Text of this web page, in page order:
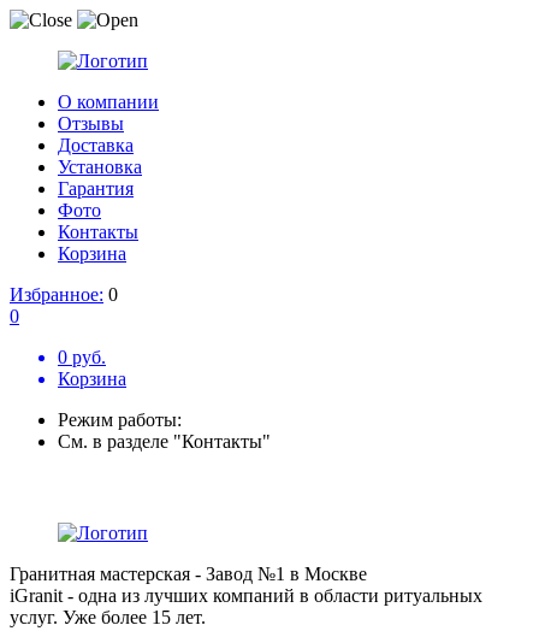
О компании
Отзывы
Доставка
Установка
Гарантия
Фото
Контакты
Корзина
Избранное: 0
0
0 руб.
Корзина
Режим работы:
См. в разделе "Контакты"
Гранитная мастерская - Завод №1 в Москве
iGranit - одна из лучших компаний в области ритуальных
услуг. Уже более 15 лет.